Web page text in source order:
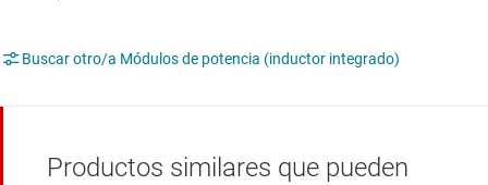
Buscar otro/a Módulos de potencia (inductor integrado)
Productos similares que pueden